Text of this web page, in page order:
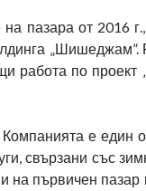
пазара от 2016
„Шишеджам”.
работа по проект
Компанията е един
свързани със
на първичен